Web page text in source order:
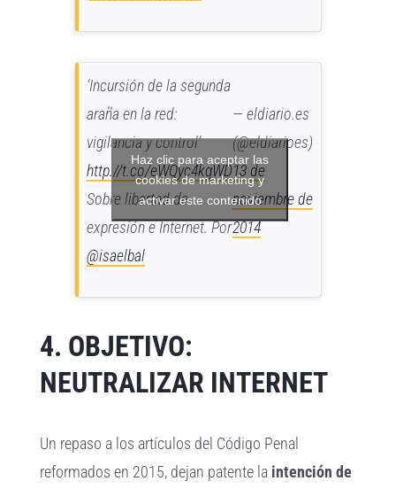
‘Incursión de la segunda
araña en la red:
vigilancia y control’
http://t.co/eWQyc4kgWD
Sobre libertad de
expresión e Internet. Por
@isaelbal
— eldiario.es
(@eldiarioes)
13 de
noviembre de
2014
Haz clic para aceptar las
cookies de marketing y
activar este contenido
4. OBJETIVO:
NEUTRALIZAR INTERNET
Un repaso a los artículos del Código Penal
reformados en 2015, dejan patente la intención de